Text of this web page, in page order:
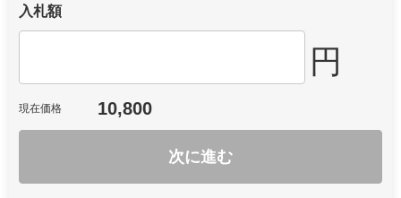
入札額
円
現在価格 10,800
次に進む